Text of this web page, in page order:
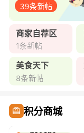
39条新帖
商家自荐区
1条新帖
美食天下
8条新帖
积分商城